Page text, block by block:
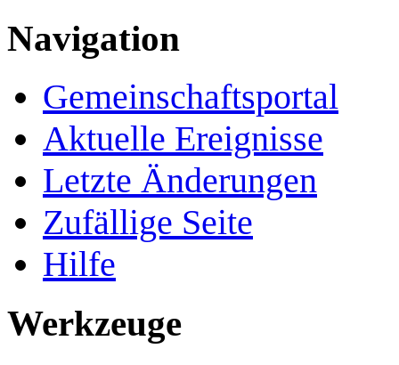
Navigation
Gemeinschafts­portal
Aktuelle Ereignisse
Letzte Änderungen
Zufällige Seite
Hilfe
Werkzeuge